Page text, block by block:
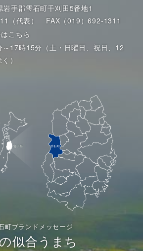
手郡雫石町千刈田5番地1
（代表）
FAX（019）692-1311
こちら
17時15分（土・日曜日、祝日、12
）
町ブランドメッセージ
似合うまち